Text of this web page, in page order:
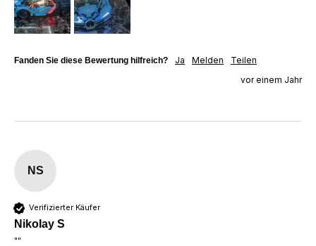
Fanden Sie diese Bewertung hilfreich? Ja Melden
Teilen
vor einem Jahr
NS
Verifizierter Käufer
Nikolay S
""